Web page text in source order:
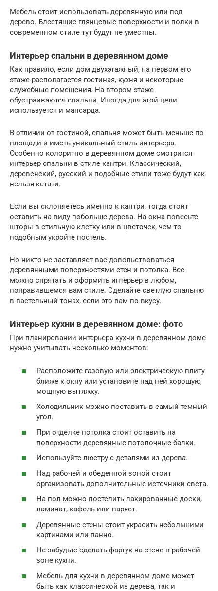
Мебель стоит использовать деревянную или под
дерево. Блестящие глянцевые поверхности и полки в
современном стиле тут будут не уместны.
Интерьер спальни в деревянном доме
Как правило, если дом двухэтажный, на первом его
этаже располагается гостиная, кухня и некоторые
служебные помещения. На втором этаже
обустраиваются спальни. Иногда для этой цели
используется и мансарда.
В отличии от гостиной, спальня может быть меньше по
площади и иметь уникальный стиль интерьера.
Особенно колоритно в деревянном доме смотрится
интерьер спальни в стиле кантри. Классический,
деревенский, русский и подобные стили тоже будут как
нельзя кстати.
Если вы склоняетесь именно к кантри, тогда стоит
оставить на виду побольше дерева. На окна повесьте
шторы в стильную клетку или в цветочек, чем-то
подобным укройте постель.
Но никто не заставляет вас довольствоваться
деревянными поверхностями стен и потолка. Все
можно спрятать и оформить интерьер в любом,
понравившемся вам стиле. Сделайте светлую спальню
в пастельный тонах, если это вам по-вкусу.
Интерьер кухни в деревянном доме: фото
При планировании интерьера кухни в деревянном доме
нужно учитывать несколько моментов:
Расположите газовую или электрическую плиту
ближе к окну или установите над ней хорошую,
мощную вытяжку.
Холодильник можно поставить в самый темный
угол.
При отделке потолка стоит оставить на
поверхности деревянные потолочные балки.
Используйте люстру с деталями из дерева.
Над рабочей и обеденной зоной стоит
организовать дополнительные источники света.
На пол можно постелить лакированные доски,
ламинат, кафель или паркет.
Деревянные стены стоит украсить небольшими
картинами или панно.
Не забудьте сделать фартук на стене в рабочей
зоне кухни.
Мебель для кухни в деревянном доме может
быть как классической из дерева, так и